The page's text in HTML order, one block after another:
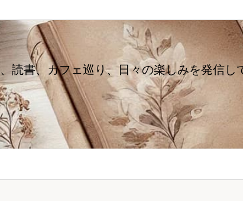
読書、カフェ巡り、日々の楽しみを発信し